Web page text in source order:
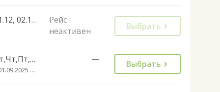
01.12, 02.12, 03.12, 04.12, 05.12, 06.12, 08.12, 09.12, 10.12, 11.12, 12.12, 13.12, 15.12, 16.12, 17.12, 18.12, 19.12, 20.12, 21.12, 22.12, 23.12, 27.12, 28.12, 29.12, 30.12, 02.01, 03.01, 04.01, 05.01, 06.01, 07.01, 08.01, 09.01, 10.01, 11.01, 12.01, 13.01, 14.01, 15.01, 16.01, 17.01, 18.01, 19.01, 20.01, 21.01, 22.01, 23.01, 24.01, 26.01, 27.01, 28.01, 29.01, 30.01, 31.01, 02.02, 03.02, 04.02, 05.02, 06.02, 07.02, 09.02, 10.02, 11.02, 12.02, 13.02, 16.02, 17.02, 18.02, 19.02, 20.02, 21.02, 23.02, 24.02, 25.02, 26.02, 27.02
Рейс
неактивен
Выбрать
Вт,Чт,Пт,Сб,Вс
с 01.09.2025 до 29.10.2034
— Выбрать